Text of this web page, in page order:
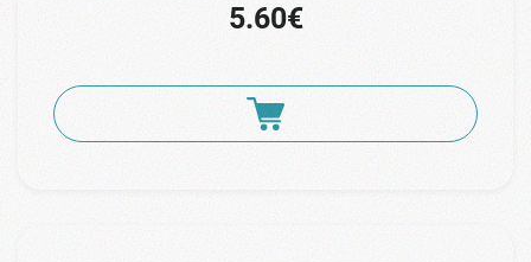
5.60€